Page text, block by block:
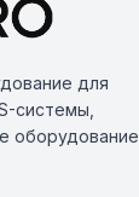
для
системы,
оборудование